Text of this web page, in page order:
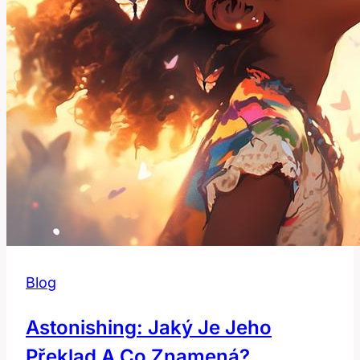
Blog
Astonishing: Jaký Je Jeho